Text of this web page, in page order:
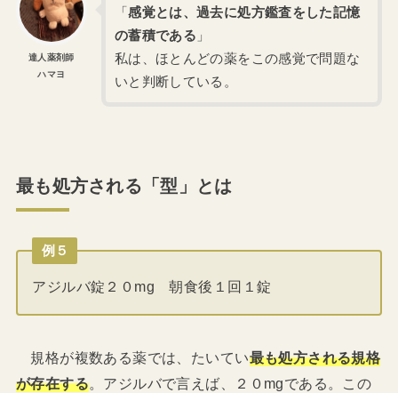
達人薬剤師
ハマヨ
「感覚とは、過去に処方鑑査をした記憶
の蓄積である 」
私は、ほとんどの薬をこの感覚で問題な
いと判断している。
最も処方される「型」とは
例５
アジルバ錠２０mg 朝食後１回１錠
規格が複数ある薬では、たいてい最も処方される規格
が存在する。アジルバで言えば、２０mgである。この